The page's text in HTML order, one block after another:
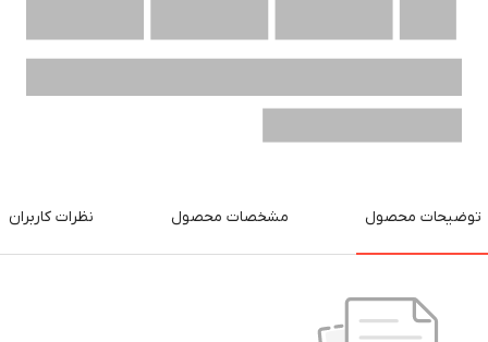
توضیحات محصول مشخصات محصول نظرات کاربران